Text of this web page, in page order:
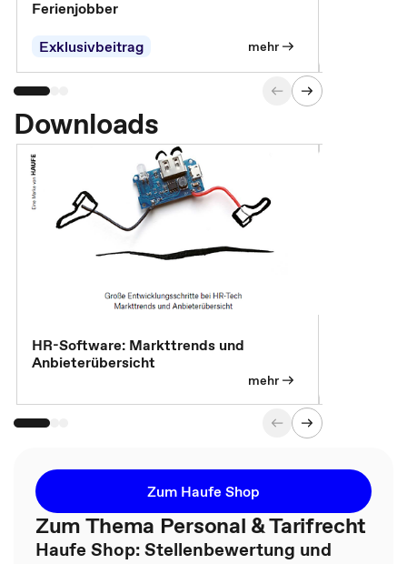
Ferienjobber
Exklusivbeitrag
mehr
Downloads
HR-Software: Markttrends und
Anbieterübersicht
mehr
Zum Haufe Shop
Zum Thema Personal & Tarifrecht
Haufe Shop: Stellenbewertung und